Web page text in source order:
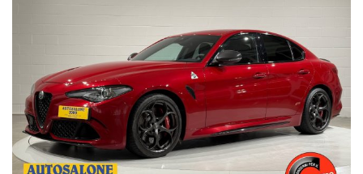
CONTATTI